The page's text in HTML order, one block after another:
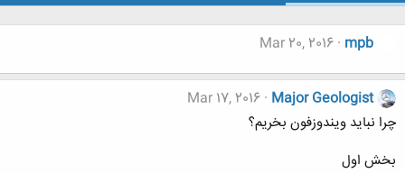
mpb
Mar 20, 2016
Major Geologist
Mar 17, 2016
چرا نباید ویندوزفون بخریم؟
بخش اول